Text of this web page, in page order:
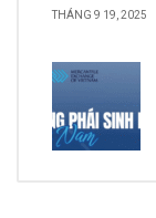
THÁNG 9 19, 2025